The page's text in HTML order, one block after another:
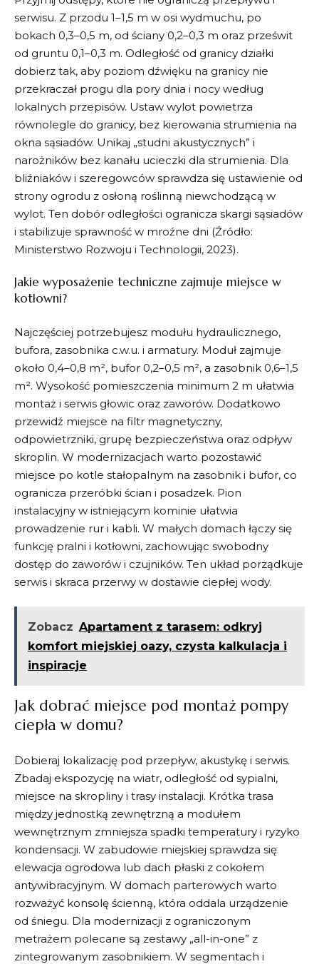
serwisu. Z przodu 1–1,5 m w osi wydmuchu, po
bokach 0,3–0,5 m, od ściany 0,2–0,3 m oraz prześwit
od gruntu 0,1–0,3 m. Odległość od granicy działki
dobierz tak, aby poziom dźwięku na granicy nie
przekraczał progu dla pory dnia i nocy według
lokalnych przepisów. Ustaw wylot powietrza
równolegle do granicy, bez kierowania strumienia na
okna sąsiadów. Unikaj „studni akustycznych” i
narożników bez kanału ucieczki dla strumienia. Dla
bliźniaków i szeregowców sprawdza się ustawienie od
strony ogrodu z osłoną roślinną niewchodzącą w
wylot. Ten dobór odległości ogranicza skargi sąsiadów
i stabilizuje sprawność w mroźne dni (Źródło:
Ministerstwo Rozwoju i Technologii, 2023).
Jakie wyposażenie techniczne zajmuje miejsce w
kotłowni?
Najczęściej potrzebujesz modułu hydraulicznego,
bufora, zasobnika c.w.u. i armatury. Moduł zajmuje
około 0,4–0,8 m², bufor 0,2–0,5 m², a zasobnik 0,6–1,5
m². Wysokość pomieszczenia minimum 2 m ułatwia
montaż i serwis głowic oraz zaworów. Dodatkowo
przewidź miejsce na filtr magnetyczny,
odpowietrzniki, grupę bezpieczeństwa oraz odpływ
skroplin. W modernizacjach warto pozostawić
miejsce po kotle stałopalnym na zasobnik i bufor, co
ogranicza przeróbki ścian i posadzek. Pion
instalacyjny w istniejącym kominie ułatwia
prowadzenie rur i kabli. W małych domach łączy się
funkcję pralni i kotłowni, zachowując swobodny
dostęp do zaworów i czujników. Ten układ porządkuje
serwis i skraca przerwy w dostawie ciepłej wody.
Zobacz Apartament z tarasem: odkryj
komfort miejskiej oazy, czysta kalkulacja i
inspiracje
Jak dobrać miejsce pod montaż pompy
ciepła w domu?
Dobieraj lokalizację pod przepływ, akustykę i serwis.
Zbadaj ekspozycję na wiatr, odległość od sypialni,
miejsce na skropliny i trasy instalacji. Krótka trasa
między jednostką zewnętrzną a modułem
wewnętrznym zmniejsza spadki temperatury i ryzyko
kondensacji. W zabudowie miejskiej sprawdza się
elewacja ogrodowa lub dach płaski z cokołem
antywibracyjnym. W domach parterowych warto
rozważyć konsolę ścienną, która oddala urządzenie
od śniegu. Dla modernizacji z ograniczonym
metrażem polecane są zestawy „all-in-one” z
zintegrowanym zasobnikiem. W segmentach i